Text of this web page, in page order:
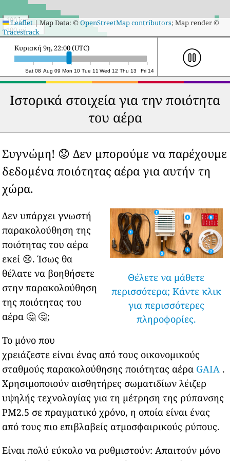
45
30
Munsan
46
30
Jinan-gun
30
Seosan
30
Ungsang
49
30
Yangju
50
30 Masan
45 26 Seongnam-si
46 26 Neietsu
48 26
49 26 Wabu
50 27 Yeonil
100 km
100 mi
Leaflet | Map Data: ©OpenStreetMap contributors; Map render ©
Tracestrack
Sat 08 Aug 09 Mon 10 Tue 11 Wed 12 Thu 13 Fri 14
Δευτέρα 10η, 16:00 (UTC)
Ιστορικά στοιχεία για την ποιότητα
του αέρα
Συγνώμη! 😟 Δεν μπορούμε να παρέχουμε
δεδομένα ποιότητας αέρα για αυτήν τη
χώρα.
Θέλετε να μάθετε
περισσότερα; Κάντε κλικ
για περισσότερες
πληροφορίες.
Δεν υπάρχει γνωστή
παρακολούθηση της
ποιότητας του αέρα
εκεί 😢. Ίσως θα
θέλατε να βοηθήσετε
στην παρακολούθηση
της ποιότητας του
αέρα 🤔 🤔;
Το μόνο που
χρειάζεστε είναι ένας από τους οικονομικούς
σταθμούς παρακολούθησης ποιότητας αέρα GAIA .
Χρησιμοποιούν αισθητήρες σωματιδίων λέιζερ
υψηλής τεχνολογίας για τη μέτρηση της ρύπανσης
PM2.5 σε πραγματικό χρόνο, η οποία είναι ένας
από τους πιο επιβλαβείς ατμοσφαιρικούς ρύπους.
Είναι πολύ εύκολο να ρυθμιστούν: Απαιτούν μόνο